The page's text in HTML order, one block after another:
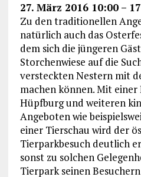
27. März 2016 10:00 –
Zu den traditionellen
natürlich auch das
dem sich die jüngeren
Storchenwiese auf die
versteckten Nestern mit
machen können. Mit
Hüpfburg und weiteren
Angeboten wie
einer Tierschau wird der
Tierparkbesuch deutlich
sonst zu solchen
Tierpark seinen